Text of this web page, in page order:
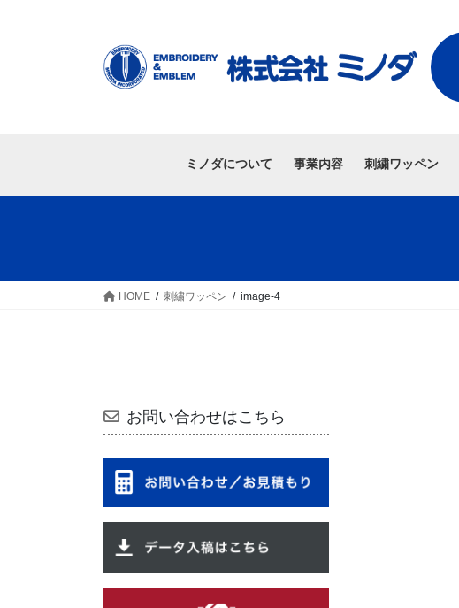
ミノダについて 事業内容 刺繍ワッペン
HOME 刺繍ワッペン image-4
お問い合わせはこちら